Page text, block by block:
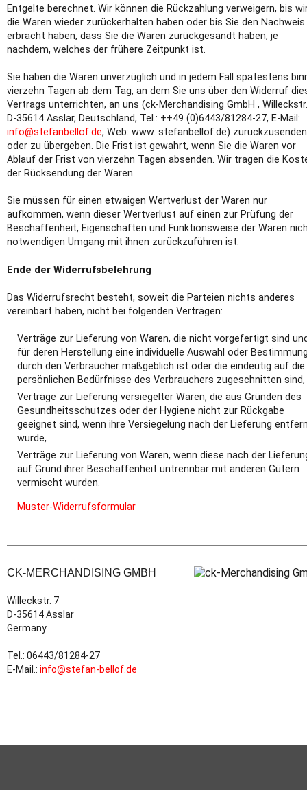
Entgelte berechnet. Wir können die Rückzahlung verweigern, bis
die Waren wieder zurückerhalten haben oder bis Sie den Nachweis
erbracht haben, dass Sie die Waren zurückgesandt haben, je
nachdem, welches der frühere Zeitpunkt ist.
Sie haben die Waren unverzüglich und in jedem Fall spätestens
vierzehn Tagen ab dem Tag, an dem Sie uns über den Widerruf
Vertrags unterrichten, an uns (ck-Merchandising GmbH ,
D-35614 Asslar, Deutschland, Tel.: ++49 (0)6443/81284-27, E-Mail:
info@stefanbellof.de, Web: www. stefanbellof.de) zurückzusenden
oder zu übergeben. Die Frist ist gewahrt, wenn Sie die Waren vor
Ablauf der Frist von vierzehn Tagen absenden. Wir tragen die
der Rücksendung der Waren.
Sie müssen für einen etwaigen Wertverlust der Waren nur
aufkommen, wenn dieser Wertverlust auf einen zur Prüfung der
Beschaffenheit, Eigenschaften und Funktionsweise der Waren
notwendigen Umgang mit ihnen zurückzuführen ist.
Ende der Widerrufsbelehrung
Das Widerrufsrecht besteht, soweit die Parteien nichts anderes
vereinbart haben, nicht bei folgenden Verträgen:
Verträge zur Lieferung von Waren, die nicht vorgefertigt sind
für deren Herstellung eine individuelle Auswahl oder
durch den Verbraucher maßgeblich ist oder die eindeutig auf die
persönlichen Bedürfnisse des Verbrauchers zugeschnitten sind,
Verträge zur Lieferung versiegelter Waren, die aus Gründen des
Gesundheitsschutzes oder der Hygiene nicht zur Rückgabe
geeignet sind, wenn ihre Versiegelung nach der Lieferung
wurde,
Verträge zur Lieferung von Waren, wenn diese nach der
auf Grund ihrer Beschaffenheit untrennbar mit anderen Gütern
vermischt wurden.
Muster-Widerrufsformular
CK-MERCHANDISING GMBH
Willeckstr. 7
D-35614 Asslar
Germany
Tel.: 06443/81284-27
E-Mail.: info@stefan-bellof.de